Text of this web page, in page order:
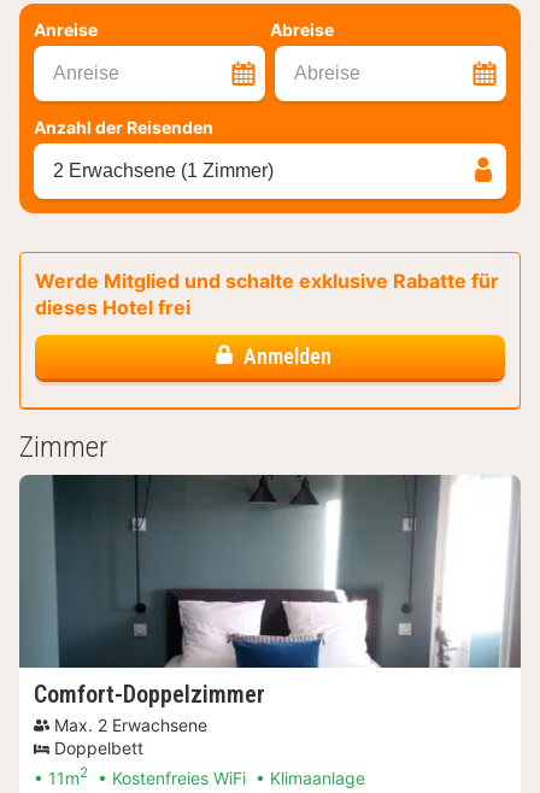
Anreise Abreise
Anreise Abreise
Anzahl der Reisenden
2 Erwachsene (1 Zimmer)
Werde Mitglied und schalte exklusive Rabatte für
dieses Hotel frei
Anmelden
Zimmer
Comfort-Doppelzimmer
Max. 2 Erwachsene
Doppelbett
11m2 Kostenfreies WiFi Klimaanlage